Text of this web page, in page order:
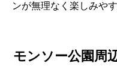
ンが無理なく楽しみや
モンソー公園周